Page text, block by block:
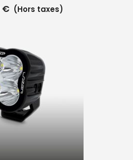
€ (Hors taxes)